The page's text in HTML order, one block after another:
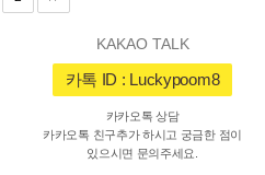
KAKAO TALK
카톡 ID : Luckypoom8
카카오톡 상담
카카오톡 친구추가 하시고 궁금한 점이
있으시면 문의주세요.